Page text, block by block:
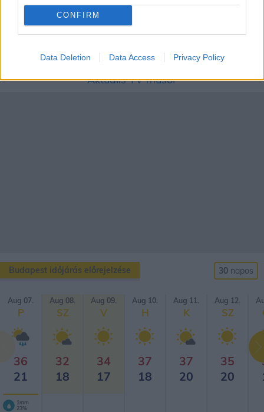
CONFIRM
Data Deletion Data Access Privacy Policy
Aktuális TV műsor
Budapest időjárás előrejelzése 30 napos
Aug 07.
P
36
21
1mm
23%
Aug 08.
SZ
32
18
Aug 09.
V
34
17
Aug 10.
H
37
18
Aug 11.
K
37
20
Aug 12.
SZ
35
20